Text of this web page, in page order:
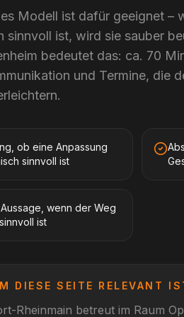
Modell ist dafür geeignet –
sinnvoll ist, wird sie sauber
bedeutet das: ca. 70
und Termine, die
ob eine Anpassung
sinnvoll ist
wenn der Weg
ist
DIESE SEITE RELEVANT
Rheinmain betreut im Raum